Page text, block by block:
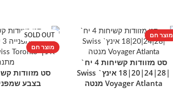
מוצר חם
הוספה לסל
סט מזוודות קשיחות 4 יח`
|28|24|20|18 אינץ` Swiss
Voyager Atlanta מנטה
SOLD OUT
מוצר חם
מידע נוסף
סט מזוודות